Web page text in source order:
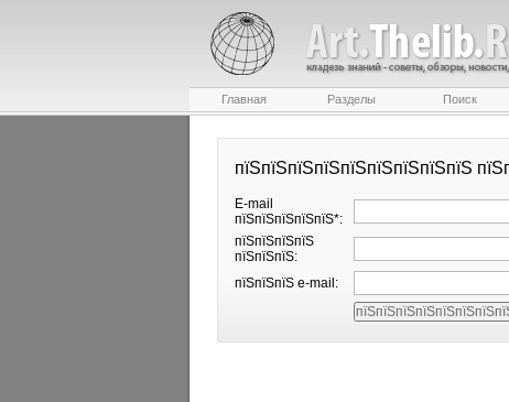
Главная Разделы Поиск
пїЅпїЅпїЅпїЅпїЅпїЅпїЅпїЅпїЅ
E-mail
пїЅпїЅпїЅпїЅпїЅ*:
пїЅпїЅпїЅпїЅ
пїЅпїЅпїЅ:
пїЅпїЅпїЅ e-mail: